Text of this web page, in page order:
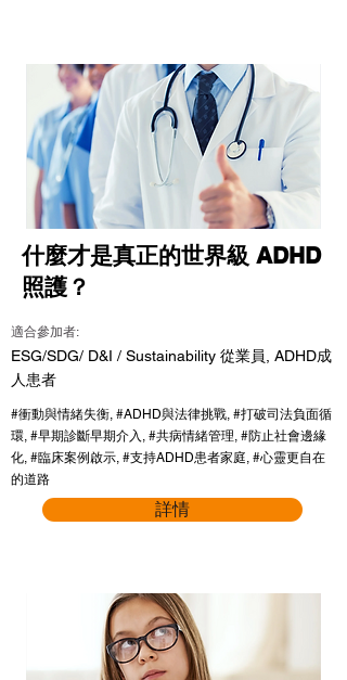
什麼才是真正的世界級 ADHD
照護？
適合參加者:
ESG/SDG/ D&I / Sustainability 從業員, ADHD成
人患者
#衝動與情緒失衡, #ADHD與法律挑戰, #打破司法負面循
環, #早期診斷早期介入, #共病情緒管理, #防止社會邊緣
化, #臨床案例啟示, #支持ADHD患者家庭, #心靈更自在
的道路
詳情